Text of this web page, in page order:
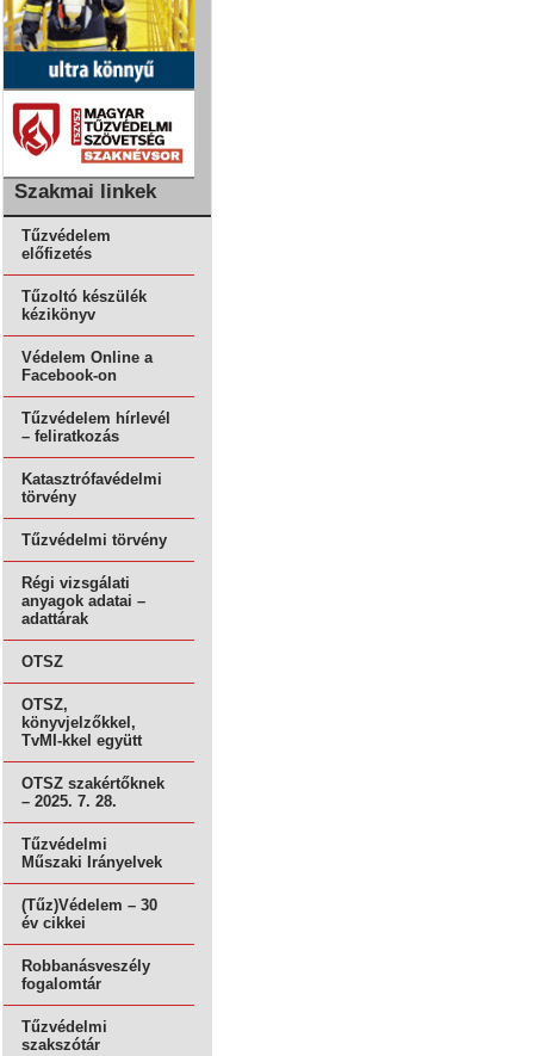
Szakmai linkek
Tűzvédelem
előfizetés
Tűzoltó készülék
kézikönyv
Védelem Online a
Facebook-on
Tűzvédelem hírlevél
– feliratkozás
Katasztrófavédelmi
törvény
Tűzvédelmi törvény
Régi vizsgálati
anyagok adatai –
adattárak
OTSZ
OTSZ,
könyvjelzőkkel,
TvMI-kkel együtt
OTSZ szakértőknek
– 2025. 7. 28.
Tűzvédelmi
Műszaki Irányelvek
(Tűz)Védelem – 30
év cikkei
Robbanásveszély
fogalomtár
Tűzvédelmi
szakszótár